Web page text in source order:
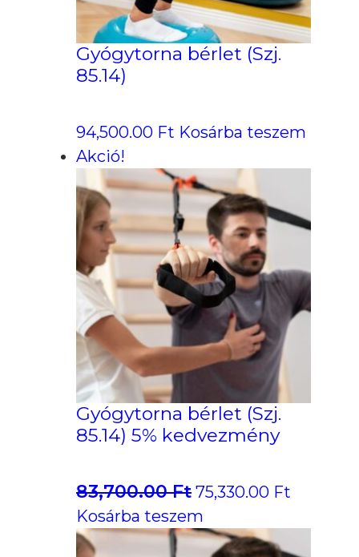
Gyógytorna bérlet (Szj.
85.14)
94,500.00 Ft Kosárba teszem
Akció!
Gyógytorna bérlet (Szj.
85.14) 5% kedvezmény
83,700.00Ft Original
price
was:
75,330.00 Ft
Kosárba teszem